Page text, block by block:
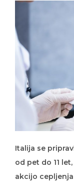
Italija se
od pet do 11
akcijo